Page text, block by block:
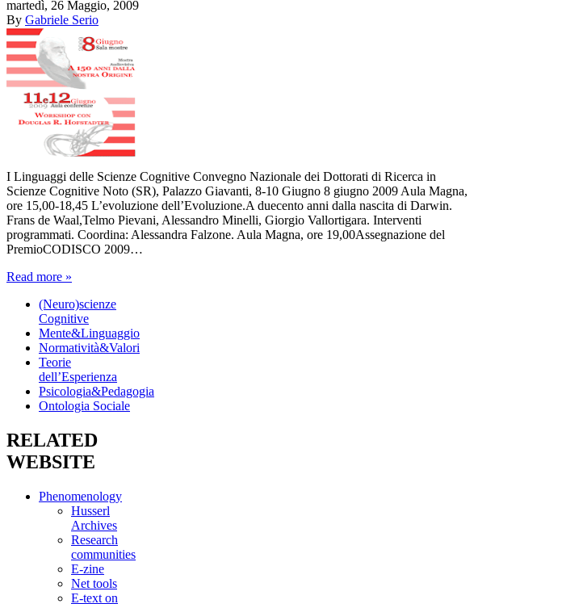
martedì, 26 Maggio, 2009
By Gabriele Serio
I Linguaggi delle Scienze Cognitive Convegno Nazionale dei Dottorati di Ricerca in
Scienze Cognitive Noto (SR), Palazzo Giavanti, 8-10 Giugno 8 giugno 2009 Aula Magna,
ore 15,00-18,45 L’evoluzione dell’Evoluzione.A duecento anni dalla nascita di Darwin.
Frans de Waal,Telmo Pievani, Alessandro Minelli, Giorgio Vallortigara. Interventi
programmati. Coordina: Alessandra Falzone. Aula Magna, ore 19,00Assegnazione del
PremioCODISCO 2009…
Read more »
(Neuro)scienze
Cognitive
Mente&Linguaggio
Normatività&Valori
Teorie
dell’Esperienza
Psicologia&Pedagogia
Ontologia Sociale
RELATED
WEBSITE
Phenomenology
Husserl
Archives
Research
communities
E-zine
Net tools
E-text on